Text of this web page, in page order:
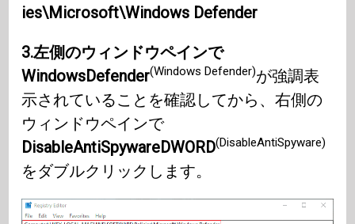
ies\Microsoft\Windows Defender
3.左側のウィンドウペインで
WindowsDefender(Windows Defender)が強調表
示されていることを確認してから、右側の
ウィンドウペインで
DisableAntiSpywareDWORD(DisableAntiSpyware)
をダブルクリックします。